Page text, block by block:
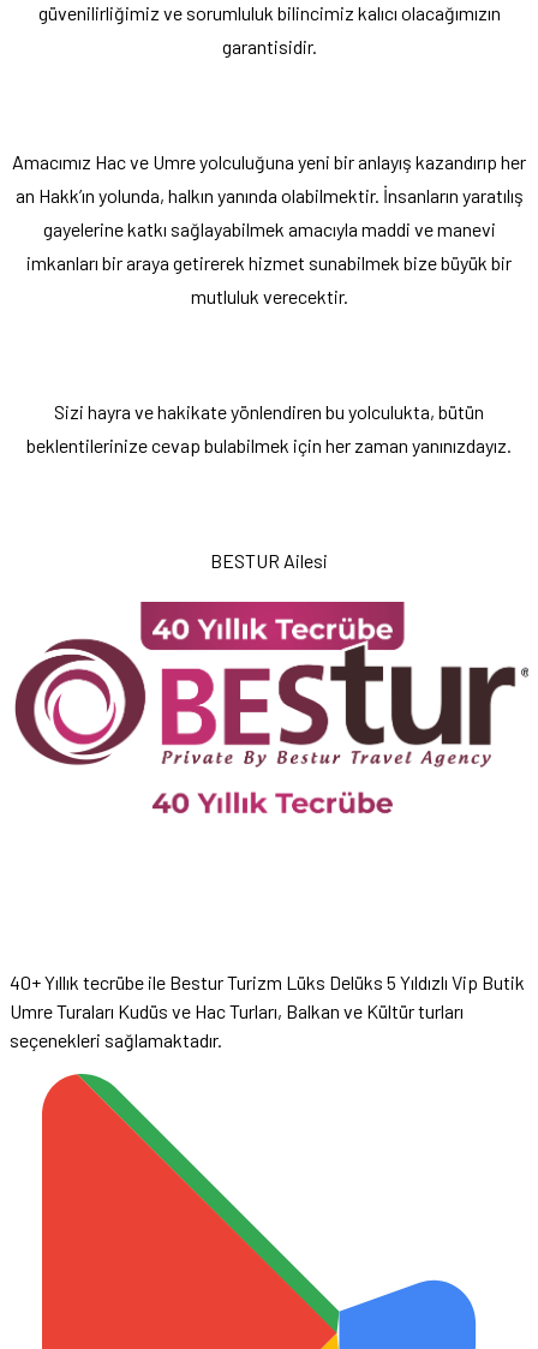
güvenilirliğimiz ve sorumluluk bilincimiz kalıcı olacağımızın
garantisidir.
Amacımız Hac ve Umre yolculuğuna yeni bir anlayış kazandırıp her
an Hakk’ın yolunda, halkın yanında olabilmektir. İnsanların yaratılış
gayelerine katkı sağlayabilmek amacıyla maddi ve manevi
imkanları bir araya getirerek hizmet sunabilmek bize büyük bir
mutluluk verecektir.
Sizi hayra ve hakikate yönlendiren bu yolculukta, bütün
beklentilerinize cevap bulabilmek için her zaman yanınızdayız.
BESTUR Ailesi
40+ Yıllık tecrübe ile Bestur Turizm Lüks Delüks 5 Yıldızlı Vip Butik
Umre Turaları Kudüs ve Hac Turları, Balkan ve Kültür turları
seçenekleri sağlamaktadır.